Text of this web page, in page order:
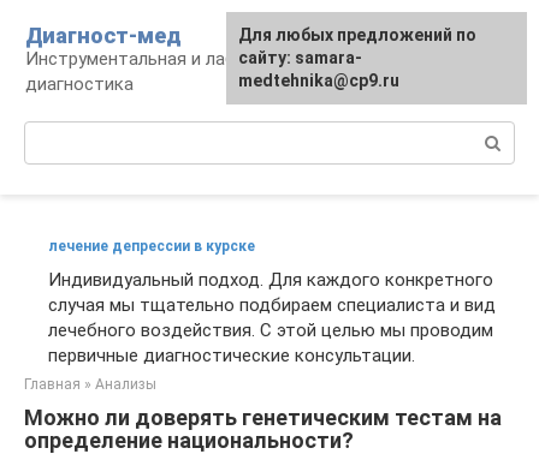
контенту
Диагност-мед
Инструментальная и лабораторная
диагностика
лечение депрессии в курске
Индивидуальный подход. Для каждого конкретного
случая мы тщательно подбираем специалиста и вид
лечебного воздействия. С этой целью мы проводим
первичные диагностические консультации.
Главная » Анализы
Можно ли доверять генетическим тестам на
определение национальности?
Для любых предложений по
сайту: samara-
medtehnika@cp9.ru